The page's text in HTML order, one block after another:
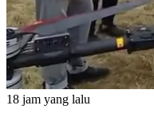
18 jam yang lalu